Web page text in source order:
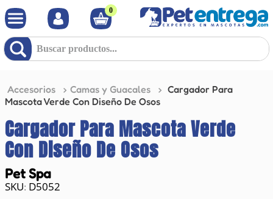
0
Buscar productos...
Accesorios Camas y Guacales
Cargador Para
Mascota Verde Con Diseño De Osos
Cargador Para Mascota Verde
Con Diseño De Osos
Pet Spa
: D5052